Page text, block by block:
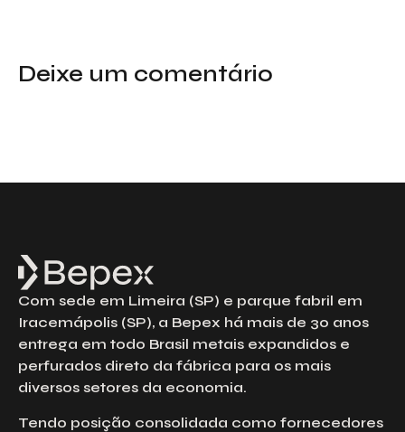
Deixe um comentário
Com sede em Limeira (SP) e parque fabril em
Iracemápolis (SP), a Bepex há mais de 30 anos
entrega em todo Brasil metais expandidos e
perfurados direto da fábrica para os mais
diversos setores da economia.
Tendo posição consolidada como fornecedores